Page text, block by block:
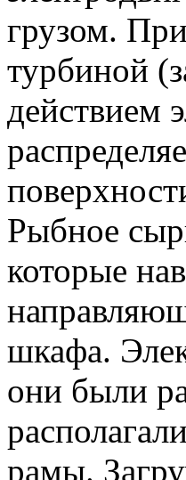
грузом.
турбиной
действием
Рыбное
которые
шкафа.
они были
рамы.